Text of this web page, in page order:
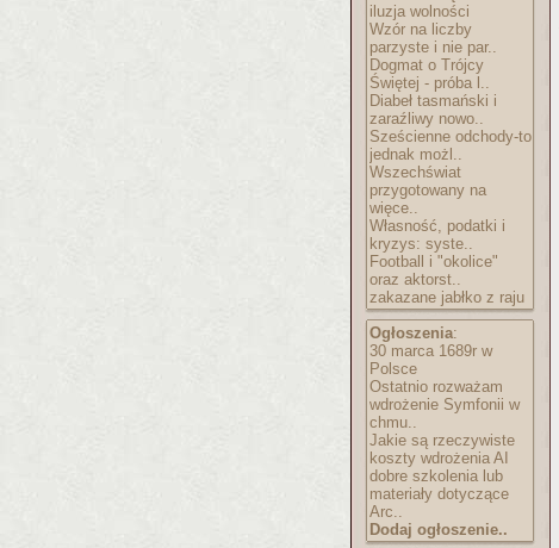
iluzja wolności
Wzór na liczby
parzyste i nie par..
Dogmat o Trójcy
Świętej - próba l..
Diabeł tasmański i
zaraźliwy nowo..
Sześcienne odchody-to
jednak możl..
Wszechświat
przygotowany na
więce..
Własność, podatki i
kryzys: syste..
Football i "okolice"
oraz aktorst..
zakazane jabłko z raju
Ogłoszenia:
30 marca 1689r w
Polsce
Ostatnio rozważam
wdrożenie Symfonii w
chmu..
Jakie są rzeczywiste
koszty wdrożenia AI
dobre szkolenia lub
materiały dotyczące
Arc..
Dodaj ogłoszenie..